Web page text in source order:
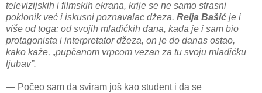
televizijskih i filmskih ekrana, krije se ne samo strasni
poklonik već i iskusni poznavalac džeza. Relja Bašić je i
više od toga: od svojih mladićkih dana, kada je i sam bio
protagonista i interpretator džeza, on je do danas ostao,
kako kaže, „pupčanom vrpcom vezan za tu svoju mladićku
ljubav”.
— Počeo sam da sviram još kao student i da se